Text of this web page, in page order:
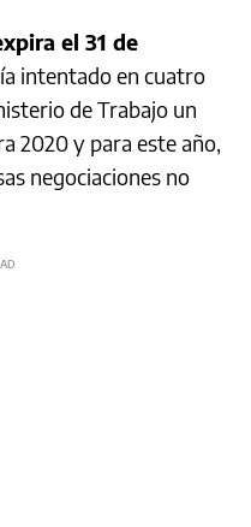
el 31 de
intentado en cuatro
de Trabajo un
2020 y para este año,
negociaciones no